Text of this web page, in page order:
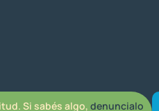
Si sabés algo, denuncialo